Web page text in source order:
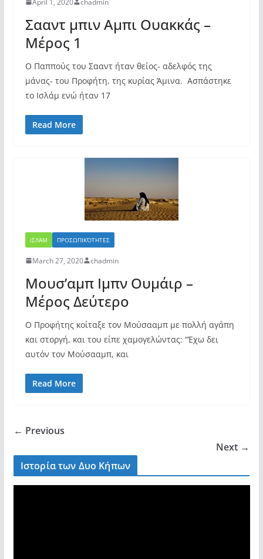
Σααντ μπιν Αμπι Ουακκάς –
Μέρος 1
Ο Παππούς του Σααντ ήταν θείος- αδελφός της
μάνας- του Προφήτη, της κυρίας Άμινα. Ασπάστηκε
το Ισλάμ ενώ ήταν 17
Read More
ΙΣΛΆΜ ΠΡΟΣΩΠΙΚΌΤΗΤΕΣ
March 27, 2020 chadmin
Μουσ’αμπ Ιμπν Ουμάιρ –
Μέρος Δεύτερο
Ο Προφήτης κοίταξε τον Μούσααμπ με πολλή αγάπη
και στοργή, και του είπε χαμογελώντας: “Έχω δει
αυτόν τον Μούσααμπ, και
Read More
← Previous
Next →
Ιστορία των Δυο Κήπων